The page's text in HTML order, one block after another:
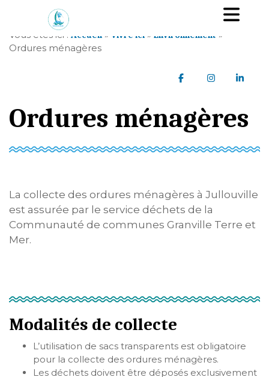
Vous êtes ici : Accueil » Vivre ici » Environnement »
Ordures ménagères
Partager sur
Partager
Ordures ménagères
La collecte des ordures ménagères à Jullouville
est assurée par le service déchets de la
Communauté de communes Granville Terre et
Mer.
Modalités de collecte
L’utilisation de sacs transparents est obligatoire
pour la collecte des ordures ménagères.
Les déchets doivent être déposés exclusivement